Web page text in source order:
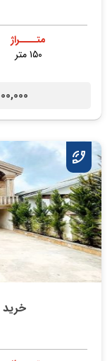
متــــراژ
۱۵۰ متر
خرید ویلا ۲۵۰